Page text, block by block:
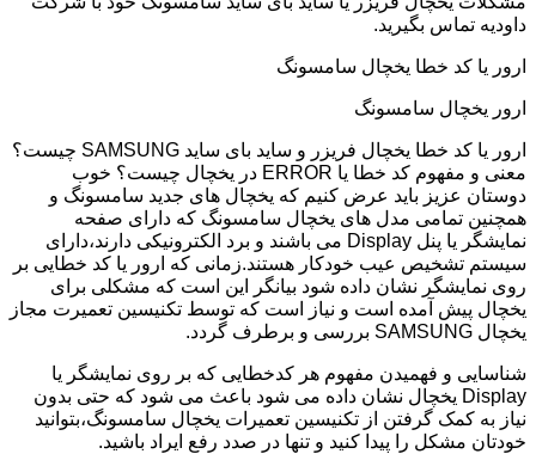
داودیه تماس بگیرید.
ارور یا کد خطا یخچال سامسونگ
ارور یخچال سامسونگ
ارور یا کد خطا یخچال فریزر و ساید بای ساید SAMSUNG چیست؟
معنی و مفهوم کد خطا یا ERROR در یخچال چیست؟ خوب
دوستان عزیز باید عرض کنیم که یخچال های جدید سامسونگ و
همچنین تمامی مدل های یخچال سامسونگ که دارای صفحه
نمایشگر یا پنل Display می باشند و برد الکترونیکی دارند،دارای
سیستم تشخیص عیب خودکار هستند.زمانی که ارور یا کد خطایی بر
روی نمایشگر نشان داده شود بیانگر این است که مشکلی برای
یخچال پیش آمده است و نیاز است که توسط تکنیسین تعمیرت مجاز
یخچال SAMSUNG بررسی و برطرف گردد.
شناسایی و فهمیدن مفهوم هر کدخطایی که بر روی نمایشگر یا
Display یخچال نشان داده می شود باعث می شود که حتی بدون
نیاز به کمک گرفتن از تکنیسین تعمیرات یخچال سامسونگ،بتوانید
خودتان مشکل را پیدا کنید و تنها در صدد رفع ایراد باشید.